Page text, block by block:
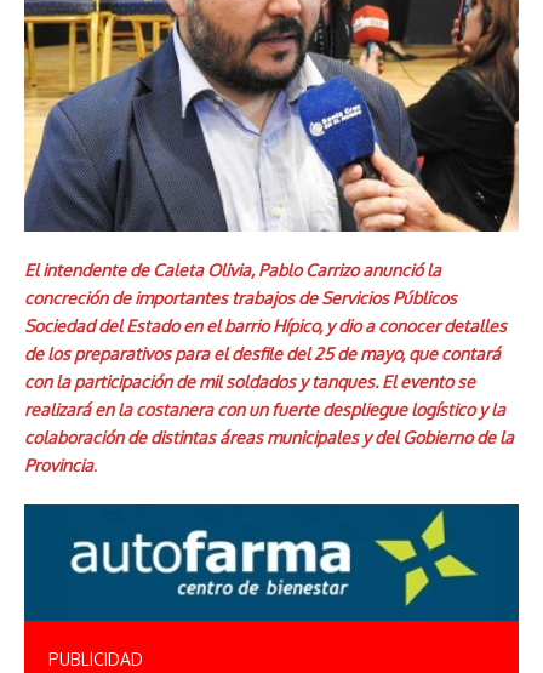
El intendente de Caleta Olivia, Pablo Carrizo anunció la
concreción de importantes trabajos de Servicios Públicos
Sociedad del Estado en el barrio Hípico, y dio a conocer detalles
de los preparativos para el desfile del 25 de mayo, que contará
con la participación de mil soldados y tanques. El evento se
realizará en la costanera con un fuerte despliegue logístico y la
colaboración de distintas áreas municipales y del Gobierno de la
Provincia.
PUBLICIDAD